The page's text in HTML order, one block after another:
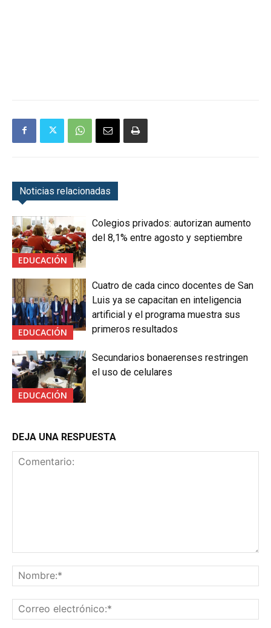
Noticias relacionadas
EDUCACIÓN
Colegios privados: autorizan aumento
del 8,1% entre agosto y septiembre
EDUCACIÓN
Cuatro de cada cinco docentes de San
Luis ya se capacitan en inteligencia
artificial y el programa muestra sus
primeros resultados
EDUCACIÓN
Secundarios bonaerenses restringen
el uso de celulares
DEJA UNA RESPUESTA